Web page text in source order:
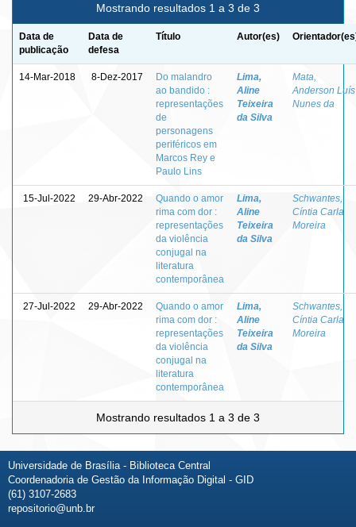
Mostrando resultados 1 a 3 de 3
Data de
publicação
Data de
defesa
Título Autor(es)
14-Mar-2018 8-Dez-2017
Do malandro
ao bandido :
representações
de
personagens
periféricos em
Marcos Rey e
Paulo Lins
Lima,
Aline
Teixeira
da Silva
Mata,
Anderson Luís
Nunes da
15-Jul-2022 29-Abr-2022
Quando o amor
rima com dor :
representações
da violência
conjugal na
literatura
contemporânea
Lima,
Aline
Teixeira
da Silva
Schwantes,
Cíntia Carla
Moreira
27-Jul-2022 29-Abr-2022
Quando o amor
rima com dor :
representações
da violência
conjugal na
literatura
contemporânea
Lima,
Aline
Teixeira
da Silva
Schwantes,
Cíntia Carla
Moreira
Mostrando resultados 1 a 3 de 3
Universidade de Brasília - Biblioteca Central
Coordenadoria de Gestão da Informação Digital - GID
(61) 3107-2683
repositorio@unb.br